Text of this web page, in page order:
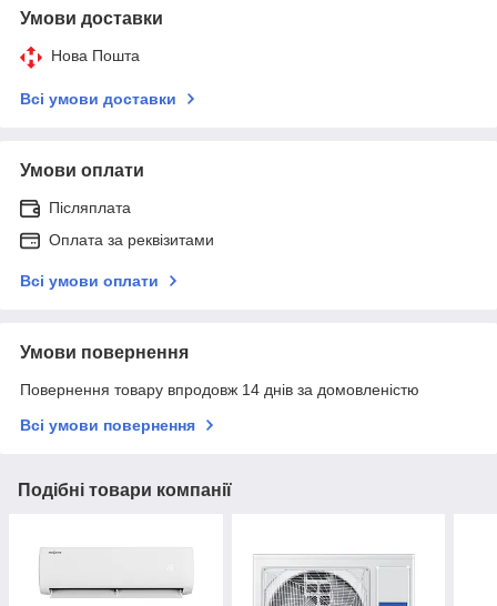
Умови доставки
Нова Пошта
Всі умови доставки
Умови оплати
Післяплата
Оплата за реквізитами
Всі умови оплати
Умови повернення
Повернення товару впродовж 14 днів за домовленістю
Всі умови повернення
Подібні товари компанії